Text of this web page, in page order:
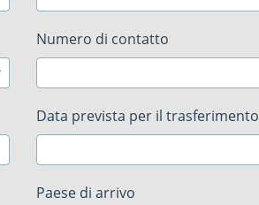
Numero di contatto
Data prevista per il trasferimento
Paese di arrivo